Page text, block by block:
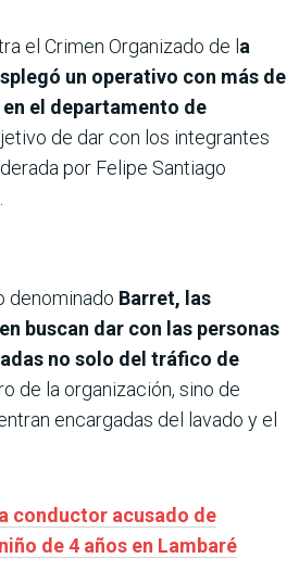
el Crimen Organizado de la
un operativo con más de
el departamento de
de dar con los integrantes
por Felipe Santiago
denominado Barret, las
buscan dar con las personas
no solo del tráfico de
de la organización, sino de
encargadas del lavado y el
conductor acusado de
de 4 años en Lambaré